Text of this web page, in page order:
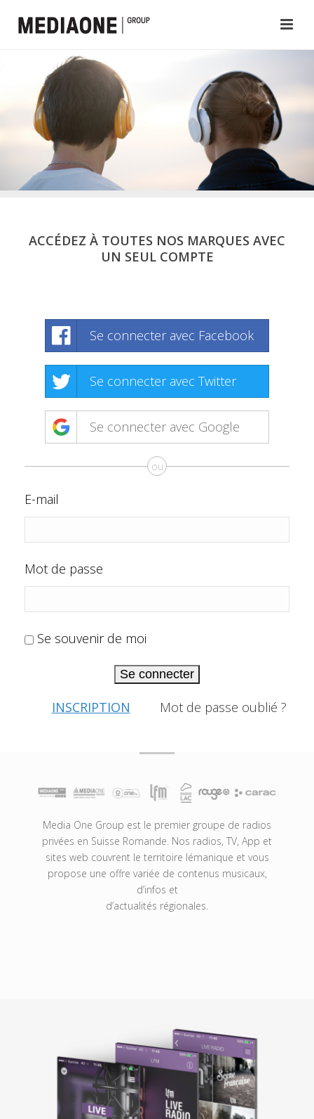
ACCÉDEZ À TOUTES NOS MARQUES AVEC
UN SEUL COMPTE
Se connecter avec Facebook
Se connecter avec Twitter
Se connecter avec Google
ou
E-mail
Mot de passe
Se souvenir de moi
Se connecter
INSCRIPTION Mot de passe oublié ?
Media One Group est le premier groupe de radios
privées en Suisse Romande. Nos radios, TV, App et
sites web couvrent le territoire lémanique et vous
propose une offre variée de contenus musicaux,
d’infos et
d’actualités régionales.